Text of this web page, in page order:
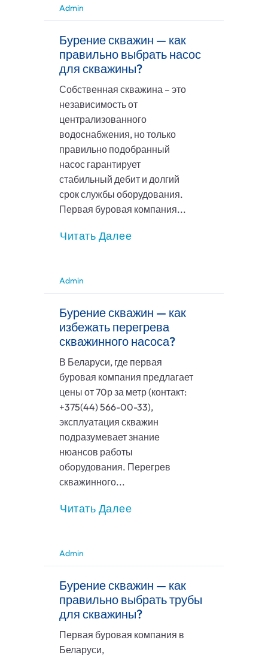
Admin
Бурение скважин — как
правильно выбрать насос
для скважины?
Собственная скважина – это
независимость от
централизованного
водоснабжения, но только
правильно подобранный
насос гарантирует
стабильный дебит и долгий
срок службы оборудования.
Первая буровая компания...
Читать Далее
Admin
Бурение скважин — как
избежать перегрева
скважинного насоса?
В Беларуси, где первая
буровая компания предлагает
цены от 70р за метр (контакт:
+375(44) 566-00-33),
эксплуатация скважин
подразумевает знание
нюансов работы
оборудования. Перегрев
скважинного...
Читать Далее
Admin
Бурение скважин — как
правильно выбрать трубы
для скважины?
Первая буровая компания в
Беларуси,